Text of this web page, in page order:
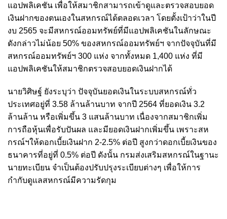
แอปพลิเคชัน เพื่อให้สมาชิกสามารถเข้าดูและตรวจสอบยอด
เงินฝากของตนเองในสหกรณ์ได้ตลอดเวลา โดยตั้งเป้าว่าในปี
งบ 2565 จะมีสหกรณ์ออมทรัพย์ที่มีแอปพลิเคชันในลักษณะ
ดังกล่าวไม่น้อย 50% ของสหกรณ์ออมทรัพย์ฯ จากปัจจุบันที่มี
สหกรณ์ออมทรัพย์ฯ 300 แห่ง จากทั้งหมด 1,400 แห่ง ที่มี
แอปพลิเคชันให้สมาชิกตรวจสอบยอดเงินฝากได้
นายวิศิษฐ์ ยังระบุว่า ปัจจุบันยอดเงินในระบบสหกรณ์ทั่ว
ประเทศอยู่ที่ 3.58 ล้านล้านบาท จากปี 2564 ที่ยอดเงิน 3.2
ล้านล้าน หรือเพิ่มขึ้น 3 แสนล้านบาท เนื่องจากสมาชิกเพิ่ม
การถือหุ้นเพื่อรับปันผล และมียอดเงินฝากเพิ่มขึ้น เพราะสห
กรณ์ฯให้ดอกเบี้ยเงินฝาก 2-2.5% ต่อปี สูงกว่าดอกเบี้ยเงินของ
ธนาคารที่อยู่ที่ 0.5% ต่อปี ดังนั้น กรมส่งเสริมสหกรณ์ในฐานะ
นายทะเบียน จำเป็นต้องปรับปรุงระเบียบต่างๆ เพื่อให้การ
กำกับดูแลสหกรณ์มีความรัดกุม